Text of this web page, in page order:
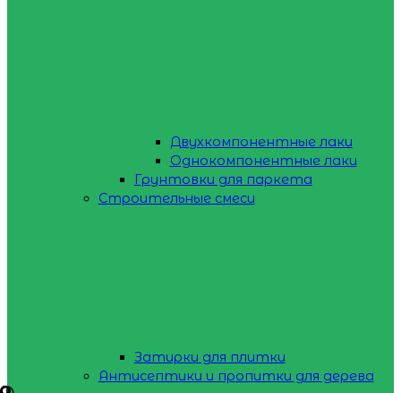
Двухкомпонентные лаки
Однокомпонентные лаки
Грунтовки для паркета
Строительные смеси
Затирки для плитки
Антисептики и пропитки для дерева